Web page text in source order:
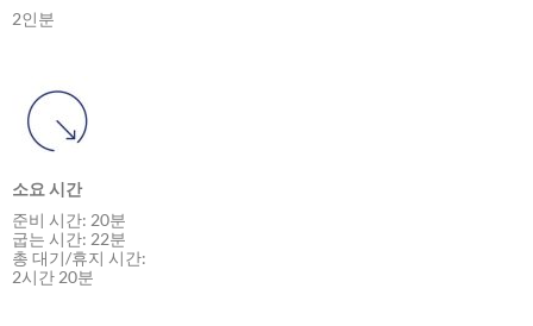
2인분
소요 시간
준비 시간: 20분
굽는 시간: 22분
총 대기/휴지 시간:
2시간 20분